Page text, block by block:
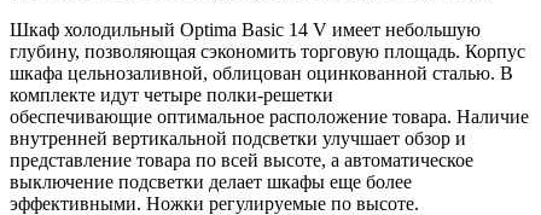
Шкаф холодильный Optima Basic 14 V имеет небольшую
глубину, позволяющая сэкономить торговую площадь. Корпус
шкафа цельнозаливной, облицован оцинкованной сталью. В
комплекте идут четыре полки-решетки
обеспечивающие оптимальное расположение товара. Наличие
внутренней вертикальной подсветки улучшает обзор и
представление товара по всей высоте, а автоматическое
выключение подсветки делает шкафы еще более
эффективными. Ножки регулируемые по высоте.